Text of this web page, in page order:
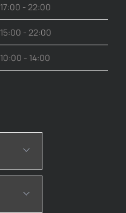
17:00 - 22:00
15:00 - 22:00
10:00 - 14:00